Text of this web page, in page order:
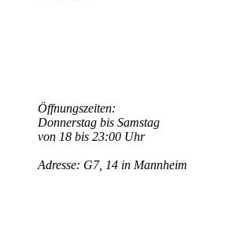
Öffnungszeiten:
Donnerstag bis Samstag
von 18 bis 23:00 Uhr
Adresse: G7, 14 in Mannheim